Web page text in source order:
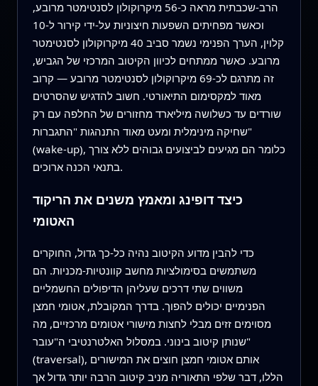
הרב‑שכבתית מראה כ‑56 מיקרוקולון לסנטימטר מרובע,
וכאשר מפחיתים השפעות חיצוניות על‑ידי קירור ל‑10
קלוין, הערך הפנימי נשמר סביב 40 מיקרוקולון לסנטימטר
מרובע. כאשר ממתחים לכיוון הקיטוב המרכזי של הגביש,
זה מתרגם לכ‑69 מיקרוקולון לסנטימטר מרובע — קרוב
מאוד למקסימום התיאורטי. חשוב להדגיש שהסרטים
שורדים עד כשלושה מיליארד מחזורים של החלפה עם רק
שחיקה מינימלית ומעט מאוד התנהגות "התגברות"
(wake‑up), כלומר הם מגיעים לביצועים גבוהים ללא צורך
בתנאי הכנה ארוכים.
כיצד דופינג ומאמץ משנים את הריקוד
האטומי
כדי להבין מדוע הקיטוב נהיה כל‑כך גדול, החוקרים
משתמשים בסימולציות מחשב קוונטיות‑מכניות. הם
משווים שתי דרכים שעליהן הדיפולים החשמליים
הפנימיים יכולים להפוך. בדרך המקובלת, אטומי חמצן
מסוימים זזים מבלי לחצות מישורי אטומים מרכזיים, מה
שנותן קיטוב בינוני. במסלול האלטרנטיבי ה"עובר"
(traversal), אותם אטומי חמצן חוצים את המישורים
הללו, דבר שלפי התאוריה מניב קיטוב הרבה יותר גדול אך